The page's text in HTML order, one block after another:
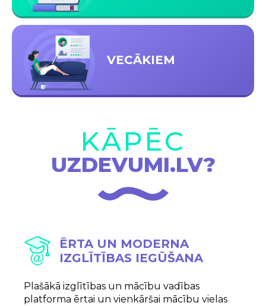
VECĀKIEM
KĀPĒC
UZDEVUMI.LV?
ĒRTA UN MODERNA
IZGLĪTĪBAS IEGŪŠANA
Plašākā izglītības un mācību vadības
platforma ērtai un vienkāršai mācību vielas